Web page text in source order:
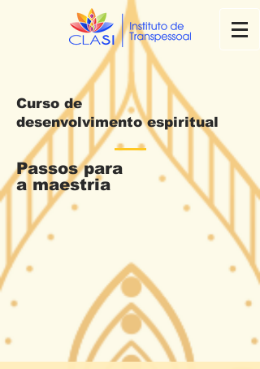
Curso de
desenvolvimento espiritual
Passos para
a maestria